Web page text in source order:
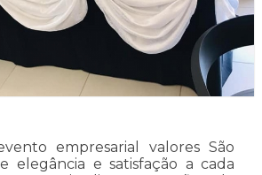
empresarial valores São
elegância e satisfação a cada